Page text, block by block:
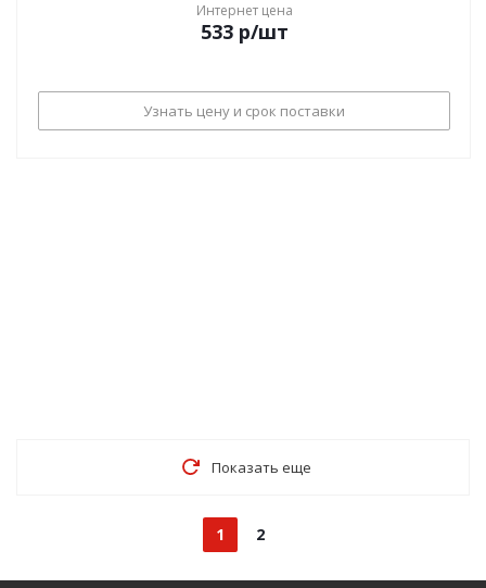
Интернет цена
533р/шт
Узнать цену и срок поставки
Показать еще
1 2